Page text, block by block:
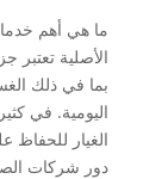
ما هي أهم
الأصلية تعتبر
بما في ذلك
اليومية. في
الغيار للحفاظ
دور شركات